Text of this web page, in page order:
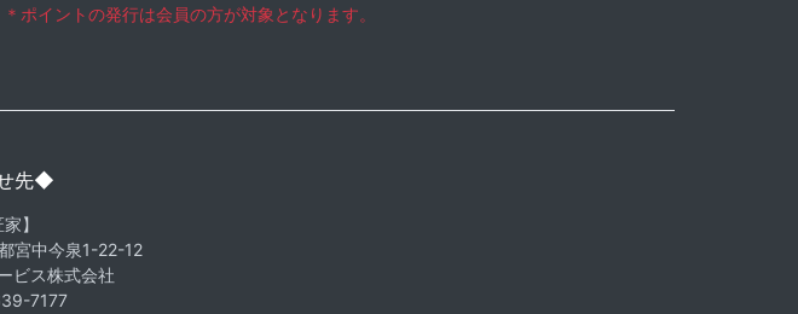
＊ポイントの発行は会員の方が対象となります。
先◆
】
宮中今泉1-22-12
ビス株式会社
7177